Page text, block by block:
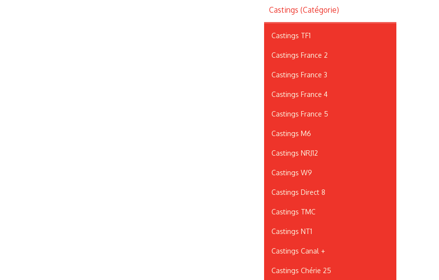
Castings (Catégorie)
Castings TF1
Castings France 2
Castings France 3
Castings France 4
Castings France 5
Castings M6
Castings NRJ12
Castings W9
Castings Direct 8
Castings TMC
Castings NT1
Castings Canal +
Castings Chérie 25